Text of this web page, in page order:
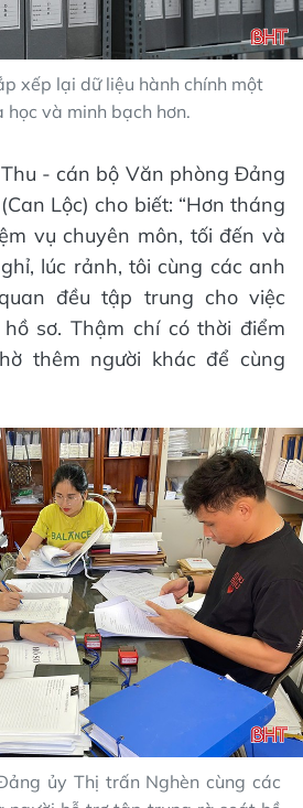
xếp lại dữ liệu hành chính một
học và minh bạch hơn.
- cán bộ Văn phòng Đảng
Lộc) cho biết: “Hơn tháng
vụ chuyên môn, tối đến và
lúc rảnh, tôi cùng các anh
đều tập trung cho việc
sơ. Thậm chí có thời điểm
thêm người khác để cùng
ủy Thị trấn Nghèn cùng các